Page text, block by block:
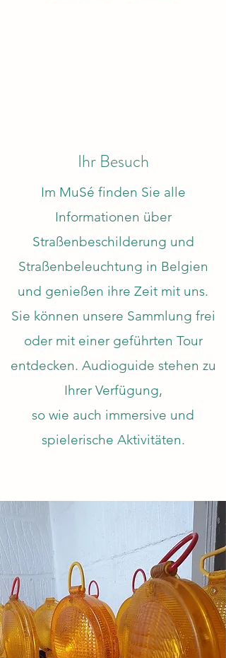
Ihr Besuch
Im MuSé finden Sie alle
Informationen über
Straßenbeschilderung und
Straßenbeleuchtung in Belgien
und genießen ihre Zeit mit uns.
Sie können unsere Sammlung frei
oder mit einer geführten Tour
entdecken. Audioguide stehen zu
Ihrer Verfügung,
so wie auch immersive und
spielerische Aktivitäten.